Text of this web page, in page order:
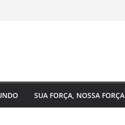
SUA FORÇA, NOSSA FORÇA